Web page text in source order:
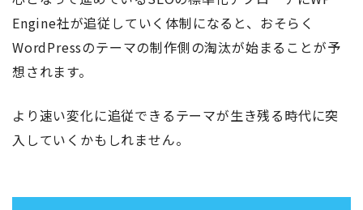
Engine社が追従していく体制になると、おそらく
WordPressのテーマの制作側の淘汰が始まることが予
想されます。
より速い変化に追従できるテーマが生き残る時代に突
入していくかもしれません。